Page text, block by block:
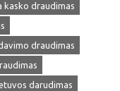
kasko draudimas
draudimas
darudimas